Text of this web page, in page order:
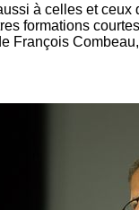
à celles et ceux
formations
François